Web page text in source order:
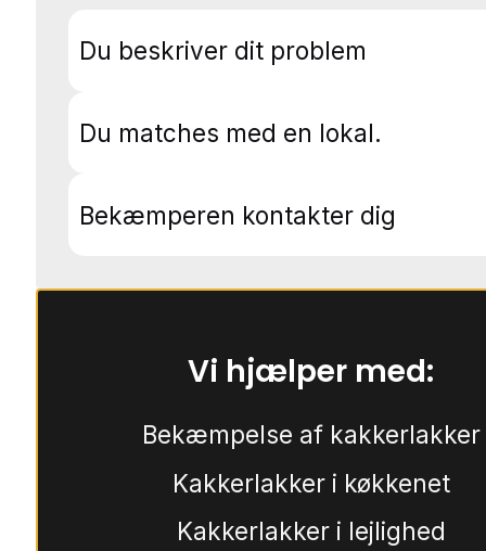
Du beskriver dit problem
Du matches med en lokal.
Bekæmperen kontakter dig
Vi hjælper med:
Bekæmpelse af kakkerlakker
Kakkerlakker i køkkenet
Kakkerlakker i lejlighed